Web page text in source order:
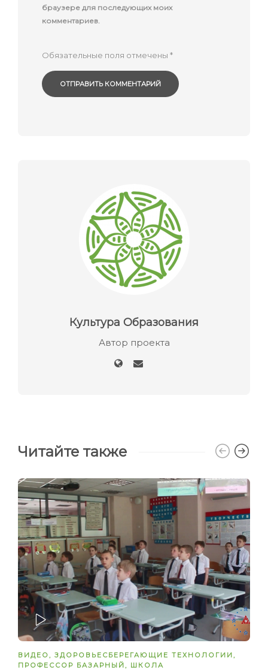
браузере для последующих моих
комментариев.
Обязательные поля отмечены *
Культура Образования
Автор проекта
Читайте также
ЗАПУСТИТЬ
ВИДЕО , ЗДОРОВЬЕСБЕРЕГАЮЩИЕ ТЕХНОЛОГИИ ,
ПРОФЕССОР БАЗАРНЫЙ , ШКОЛА